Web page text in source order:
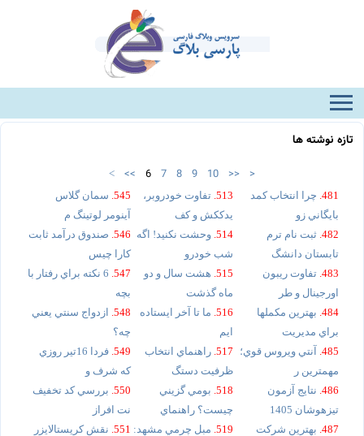
تازه نوشته ها
< << 6 7 8 9 10 >> >
481. چرا انتخاب کمد
بايگاني زو
482. ثبت نام ترم
تابستان دانشگ
483. تفاوت ريبون
اورجينال و طر
484. بهترين مکملها
براي مديريت
485.
آنتي ويروس قوي؛
مهمترين ر
486. نتايج آزمون
تيزهوشان 1405
487. بهترين شرکت
513. تفاوت خودروبر،
يدککش و کف
514. وحشت نکنيد! اگه
شب خودرو
515. هشت سال و دو
ماه گذشت
516. ما تا آخر ايستاده
ايم
517. راهنماي انتخاب
ظرفيت دستگ
518. بومي گزيني
چيست؟ راهنماي
519. مبل چرمي مشهد:
545. سمان گلاس
آينومر لوتينگ م
546. صندوق درآمد ثابت
کارا چيس
547.
6 نکته براي رفتار با
بچه
548.
ازدواج سنتي يعني
چه؟
549.
فردا 16تير روزي
که شرف و
550. بررسي کد تخفيف
نت افراز
551. نقش کريستالايزر